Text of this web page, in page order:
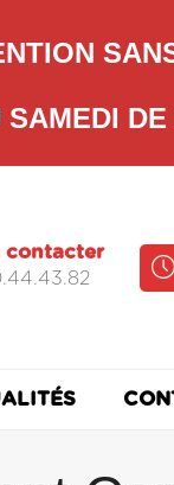
DE
contacter